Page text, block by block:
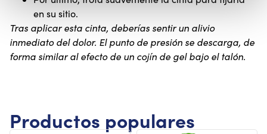
en su sitio.
Tras aplicar esta cinta, deberías sentir un alivio
inmediato del dolor. El punto de presión se descarga, de
forma similar al efecto de un cojín de gel bajo el talón.
Productos populares